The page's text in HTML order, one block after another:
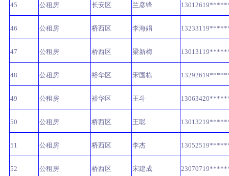
45 公租房 长安区 兰彦锋
46 公租房 桥西区 李海娟
47 公租房 桥西区 梁新梅
48 公租房 裕华区 宋国栋
49 公租房 裕华区 王斗
50 公租房 桥西区 王聪
51 公租房 桥西区 李杰
52 公租房 桥西区 宋建成